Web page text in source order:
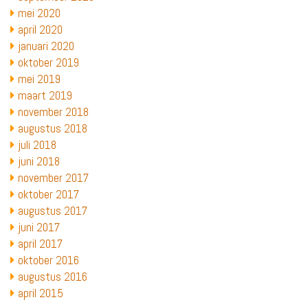
mei 2020
april 2020
januari 2020
oktober 2019
mei 2019
maart 2019
november 2018
augustus 2018
juli 2018
juni 2018
november 2017
oktober 2017
augustus 2017
juni 2017
april 2017
oktober 2016
augustus 2016
april 2015